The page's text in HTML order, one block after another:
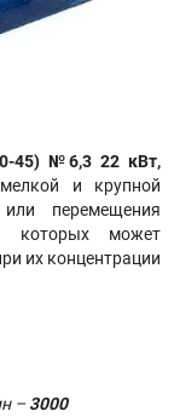
45) №6,3 22 кВт,
и крупной
перемещения
которых может
их концентрации
–3000